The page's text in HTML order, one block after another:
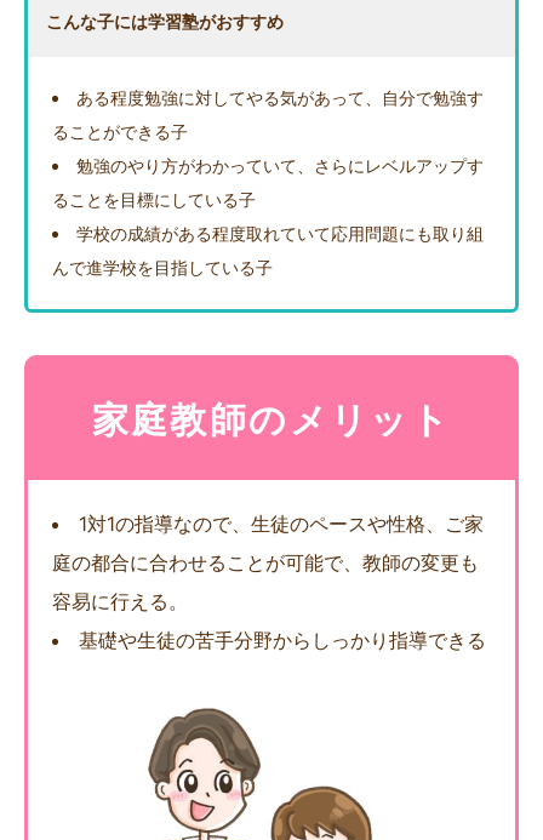
こんな子には学習塾がおすすめ
ある程度勉強に対してやる気があって、自分で勉強す
ることができる子
勉強のやり方がわかっていて、さらにレベルアップす
ることを目標にしている子
学校の成績がある程度取れていて応用問題にも取り組
んで進学校を目指している子
家庭教師のメリット
1対1の指導なので、生徒のペースや性格、ご家
庭の都合に合わせることが可能で、教師の変更も
容易に行える。
基礎や生徒の苦手分野からしっかり指導できる